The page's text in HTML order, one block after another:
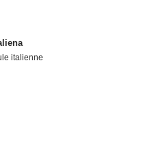
italienne